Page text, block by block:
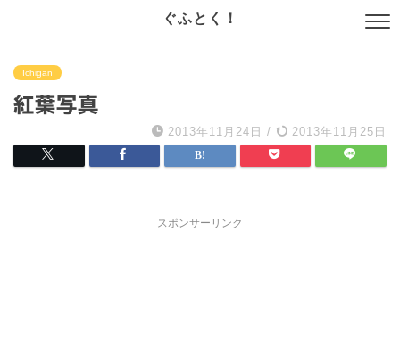
ぐふとく！
Ichigan
紅葉写真
2013年11月24日 / 2013年11月25日
スポンサーリンク